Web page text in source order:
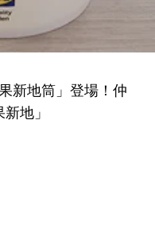
新地筒」登場！仲
地」